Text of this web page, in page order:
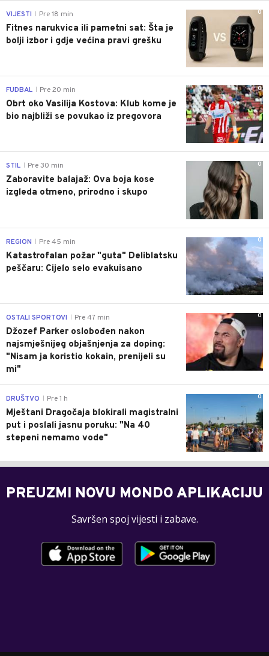
0
VIJESTI Pre 18 min
Fitnes narukvica ili pametni sat: Šta je
bolji izbor i gdje većina pravi grešku
0
FUDBAL Pre 20 min
Obrt oko Vasilija Kostova: Klub kome je
bio najbliži se povukao iz pregovora
0
STIL Pre 30 min
Zaboravite balajaž: Ova boja kose
izgleda otmeno, prirodno i skupo
0
REGION Pre 45 min
Katastrofalan požar "guta" Deliblatsku
peščaru: Cijelo selo evakuisano
0
OSTALI SPORTOVI Pre 47 min
Džozef Parker oslobođen nakon
najsmješnijeg objašnjenja za doping:
"Nisam ja koristio kokain, prenijeli su
mi"
0
DRUŠTVO Pre 1 h
Mještani Dragočaja blokirali magistralni
put i poslali jasnu poruku: "Na 40
stepeni nemamo vode"
PREUZMI NOVU MONDO APLIKACIJU
Savršen spoj vijesti i zabave.